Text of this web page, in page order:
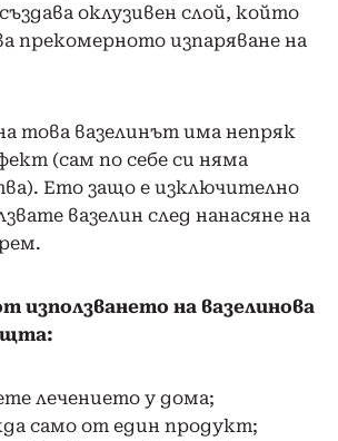
оклузивен слой, който
прекомерното изпаряване на
това вазелинът има непряк
(сам по себе си няма
Ето защо е изключително
вазелин след нанасяне на
използването на вазелинова
лечението у дома;
само от един продукт;